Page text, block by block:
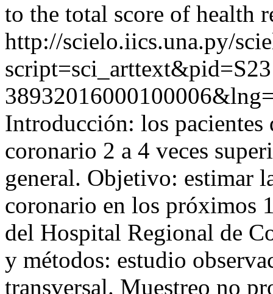
to the total score of health
http://scielo.iics.una.py/
Introducción: los
coronario 2 a 4 veces
general. Objetivo: estimar
coronario en los próximos
del Hospital Regional de
y métodos: estudio
transversal. Muestreo no